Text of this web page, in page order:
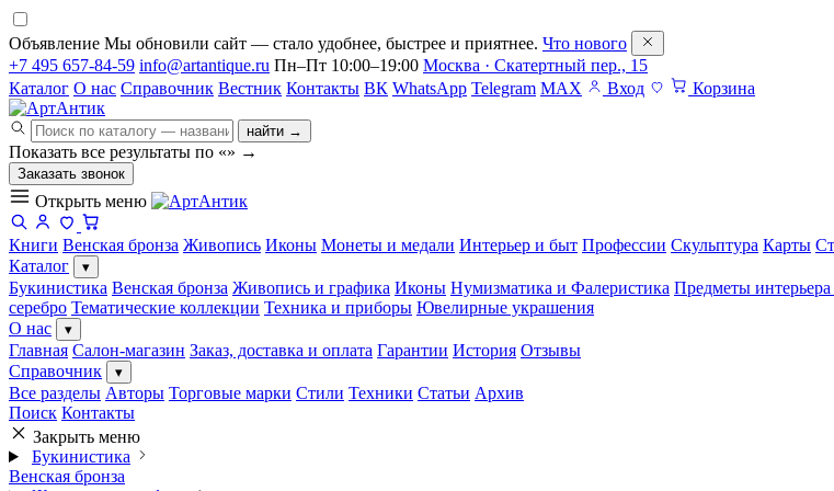
Объявление Мы обновили сайт — стало удобнее, быстрее и приятнее. Что нового
+7 495 657-84-59 info@artantique.ru Пн–Пт 10:00–19:00 Москва · Скатертный пер., 15
Каталог О нас Справочник Вестник Контакты ВК WhatsApp Telegram MAX Вход Корзина
найти →
Показать все результаты по «» →
Заказать звонок
Открыть меню
Книги Венская бронза Живопись Иконы Монеты и медали Интерьер и быт Профессии Скульптура Карты
Каталог
▾
Букинистика Венская бронза Живопись и графика Иконы Нумизматика и Фалеристика Предметы интерьера
серебро Тематические коллекции Техника и приборы Ювелирные украшения
О нас
▾
Главная Салон-магазин Заказ, доставка и оплата Гарантии История Отзывы
Справочник
▾
Все разделы Авторы Торговые марки Стили Техники Статьи Архив
Поиск Контакты
Закрыть меню
Букинистика
Венская бронза